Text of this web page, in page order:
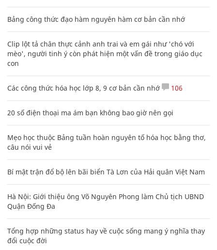
Bảng công thức đạo hàm nguyên hàm cơ bản cần nhớ
Clip lột tả chân thực cảnh anh trai và em gái như 'chó với
mèo', người tinh ý còn phát hiện một vấn đề trong giáo dục
con
Các công thức hóa học lớp 8, 9 cơ bản cần nhớ 106
20 số điện thoại ma ám bạn không bao giờ nên gọi
Mẹo học thuộc Bảng tuần hoàn nguyên tố hóa học bằng thơ,
câu nói vui vẻ
Bí mật trận đổ bộ lên bãi biển Tà Lơn của Hải quân Việt Nam
Hà Nội: Giới thiệu ông Võ Nguyên Phong làm Chủ tịch UBND
Quận Đống Đa
Tổng hợp những status hay về cuộc sống mang ý nghĩa thay
đổi cuộc đời